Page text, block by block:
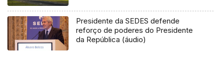
Presidente da SEDES defende
reforço de poderes do Presidente
da República (áudio)